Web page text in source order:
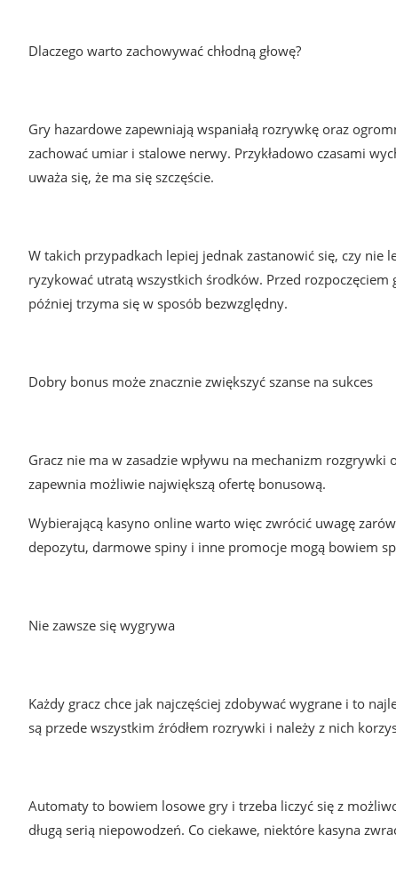
Dlaczego warto zachowywać chłodną głowę?
Gry hazardowe zapewniają wspaniałą rozrywkę oraz
zachować umiar i stalowe nerwy. Przykładowo czasami
uważa się, że ma się szczęście.
W takich przypadkach lepiej jednak zastanowić się, czy nie
ryzykować utratą wszystkich środków. Przed
później trzyma się w sposób bezwzględny.
Dobry bonus może znacznie zwiększyć szanse na sukces
Gracz nie ma w zasadzie wpływu na mechanizm
zapewnia możliwie największą ofertę bonusową.
Wybierającą kasyno online warto więc zwrócić uwagę
depozytu, darmowe spiny i inne promocje mogą bowiem
Nie zawsze się wygrywa
Każdy gracz chce jak najczęściej zdobywać wygrane i to
są przede wszystkim źródłem rozrywki i należy z nich
Automaty to bowiem losowe gry i trzeba liczyć się z
długą serią niepowodzeń. Co ciekawe, niektóre kasyna